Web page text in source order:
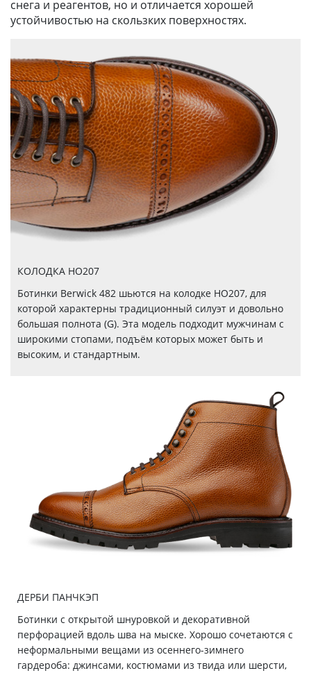
снега и реагентов, но и отличается хорошей
устойчивостью на скользких поверхностях.
КОЛОДКА HO207
Ботинки Berwick 482 шьются на колодке НО207, для
которой характерны традиционный силуэт и довольно
большая полнота (G). Эта модель подходит мужчинам с
широкими стопами, подъём которых может быть и
высоким, и стандартным.
ДЕРБИ ПАНЧКЭП
Ботинки с открытой шнуровкой и декоративной
перфорацией вдоль шва на мыске. Хорошо сочетаются с
неформальными вещами из осеннего-зимнего
гардероба: джинсами, костюмами из твида или шерсти,